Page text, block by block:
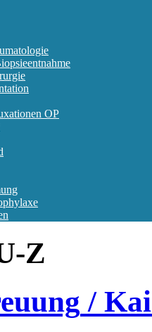
OP
Z
/